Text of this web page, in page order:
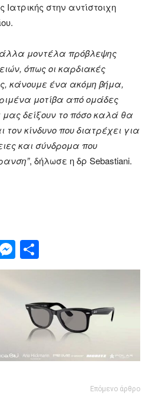
Ιατρικής στην αντίστοιχη
μοντέλα πρόβλεψης
όπως οι καρδιακές
κάνουμε ένα ακόμη βήμα,
μοτίβα από ομάδες
μας δείξουν το πόσο καλά θα
κίνδυνο που διατρέχει για
και σύνδρομα που
, δήλωσε η δρ Sebastiani.
Messenger
Επόμενο άρθρο